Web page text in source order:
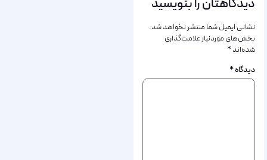
دیدگاهتان را بنویسید
نشانی ایمیل شما منتشر نخواهد شد.
بخش‌های موردنیاز علامت‌گذاری
شده‌اند *
دیدگاه*